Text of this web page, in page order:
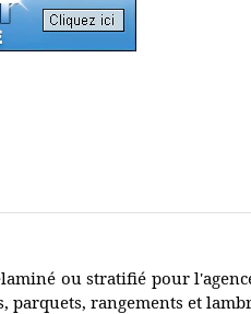
ou stratifié pour
parquets, rangements et